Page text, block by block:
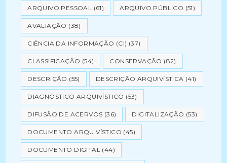
ARQUIVO PESSOAL (61) ARQUIVO PÚBLICO (51)
AVALIAÇÃO (38)
CIÊNCIA DA INFORMAÇÃO (CI) (37)
CLASSIFICAÇÃO (54) CONSERVAÇÃO (82)
DESCRIÇÃO (55) DESCRIÇÃO ARQUIVÍSTICA (41)
DIAGNÓSTICO ARQUIVÍSTICO (53)
DIFUSÃO DE ACERVOS (36) DIGITALIZAÇÃO (53)
DOCUMENTO ARQUIVÍSTICO (45)
DOCUMENTO DIGITAL (44)